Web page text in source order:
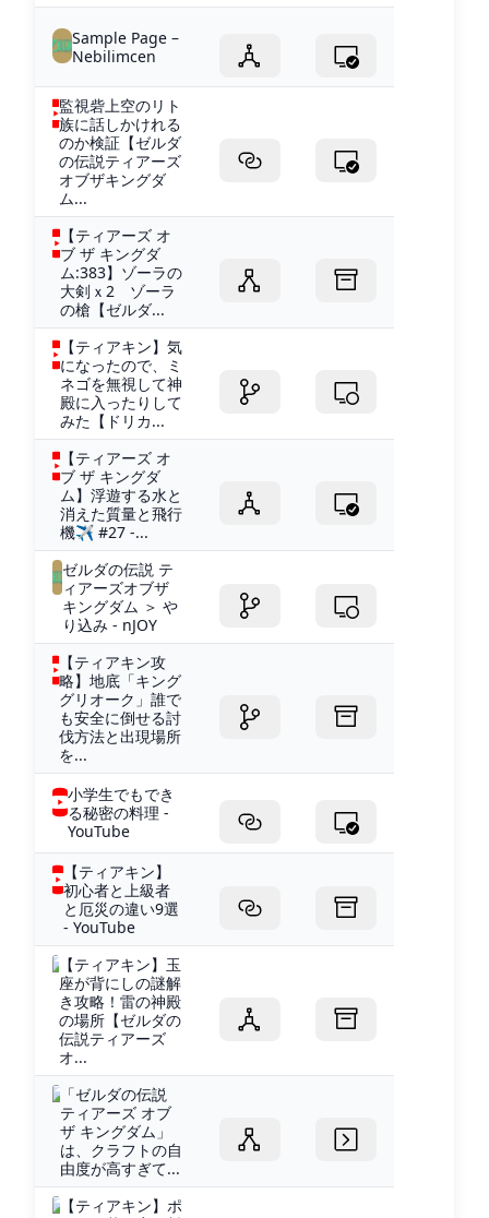
Sample Page –
Nebilimcen
監視砦上空のリト
族に話しかけれる
のか検証【ゼルダ
の伝説ティアーズ
オブザキングダ
ム...
【ティアーズ オ
ブ ザ キングダ
ム:383】ゾーラの
大剣ｘ2 ゾーラ
の槍【ゼルダ...
【ティアキン】気
になったので、ミ
ネゴを無視して神
殿に入ったりして
みた【ドリカ...
【ティアーズ オ
ブ ザ キングダ
ム】浮遊する水と
消えた質量と飛行
機✈ #27 -...
ゼルダの伝説 テ
ィアーズオブザ
キングダム ＞ や
り込み - nJOY
【ティアキン攻
略】地底「キング
グリオーク」誰で
も安全に倒せる討
伐方法と出現場所
を...
小学生でもでき
る秘密の料理 -
YouTube
【ティアキン】
初心者と上級者
と厄災の違い9選
- YouTube
【ティアキン】玉
座が背にしの謎解
き攻略！雷の神殿
の場所【ゼルダの
伝説ティアーズ
オ...
「ゼルダの伝説
ティアーズ オブ
ザ キングダム」
は、クラフトの自
由度が高すぎて...
【ティアキン】ポ